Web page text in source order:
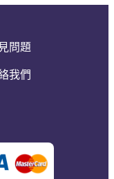
問題
我們